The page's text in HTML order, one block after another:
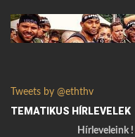
Tweets by @eththv
TEMATIKUS HÍRLEVELEK
Hírleveleink !